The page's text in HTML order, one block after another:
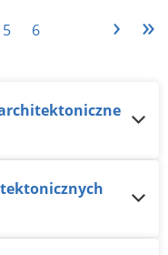
5 6 › »